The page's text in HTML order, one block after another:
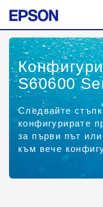
S60600
Следвайте
конфигурирате
за първи път
към вече